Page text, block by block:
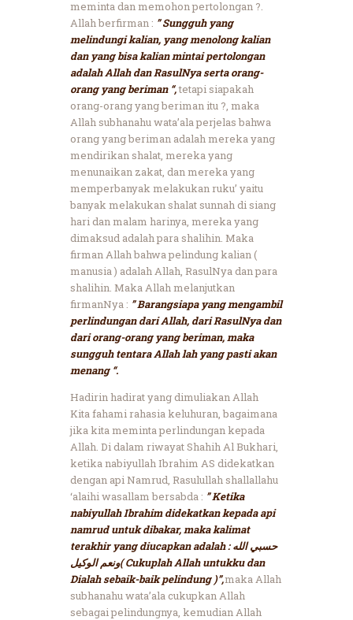
meminta dan memohon pertolongan ?.
Allah berfirman : ” Sungguh yang
melindungi kalian, yang menolong kalian
dan yang bisa kalian mintai pertolongan
adalah Allah dan RasulNya serta orang-
orang yang beriman “,tetapi siapakah
orang-orang yang beriman itu ?, maka
Allah subhanahu wata’ala perjelas bahwa
orang yang beriman adalah mereka yang
mendirikan shalat, mereka yang
menunaikan zakat, dan mereka yang
memperbanyak melakukan ruku’ yaitu
banyak melakukan shalat sunnah di siang
hari dan malam harinya, mereka yang
dimaksud adalah para shalihin. Maka
firman Allah bahwa pelindung kalian (
manusia ) adalah Allah, RasulNya dan para
shalihin. Maka Allah melanjutkan
firmanNya : ” Barangsiapa yang mengambil
perlindungan dari Allah, dari RasulNya dan
dari orang-orang yang beriman, maka
sungguh tentara Allah lah yang pasti akan
menang “.
Hadirin hadirat yang dimuliakan Allah
Kita fahami rahasia keluhuran, bagaimana
jika kita meminta perlindungan kepada
Allah. Di dalam riwayat Shahih Al Bukhari,
ketika nabiyullah Ibrahim AS didekatkan
dengan api Namrud, Rasulullah shallallahu
‘alaihi wasallam bersabda : ” Ketika
nabiyullah Ibrahim didekatkan kepada api
namrud untuk dibakar, maka kalimat
terakhir yang diucapkan adalah : حسبي الله
ونعم الوكيل( Cukuplah Allah untukku dan
Dialah sebaik-baik pelindung )”,maka Allah
subhanahu wata’ala cukupkan Allah
sebagai pelindungnya, kemudian Allah